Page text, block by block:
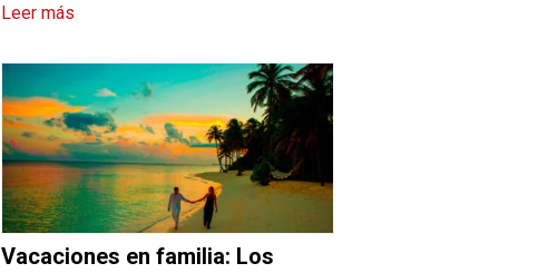
Leer más
Vacaciones en familia: Los